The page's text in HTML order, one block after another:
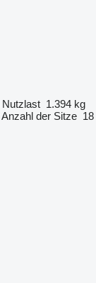
Nutzlast 1.394 kg
Anzahl der Sitze 18